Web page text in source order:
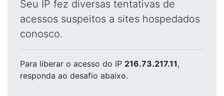
Seu IP fez diversas tentativas de
acessos suspeitos a sites hospedados
conosco.
Para liberar o acesso do IP 216.73.217.11,
responda ao desafio abaixo.